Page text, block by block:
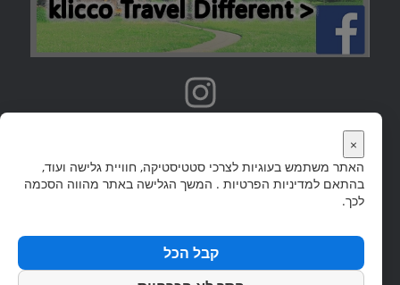
אתר היער השחור הוא חלק מקבוצת אתרי 'קליקו' שבה מדריכי טיולים ליעדים פופולריים רבים
תנאי שימוש באתר
×
האתר משתמש בעוגיות לצרכי סטטיסטיקה, חוויית גלישה ועוד,
בהתאם למדיניות הפרטיות . המשך הגלישה באתר מהווה הסכמה
לכך.
קבל הכל